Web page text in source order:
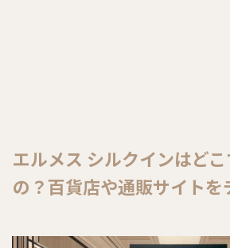
エルメス シルクインはど
の？百貨店や通販サイトを